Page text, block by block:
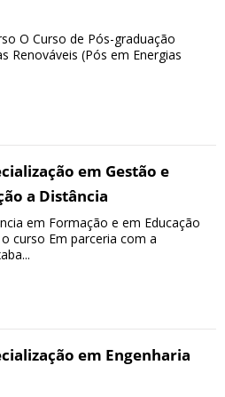
O Curso de Pós-graduação
Renováveis (Pós em Energias
em Gestão e
a Distância
em Formação e em Educação
curso Em parceria com a
em Engenharia